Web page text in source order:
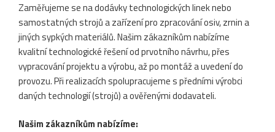
Zaměřujeme se na dodávky technologických linek nebo
samostatných strojů a zařízení pro zpracování osiv, zrnin a
jiných sypkých materiálů. Našim zákazníkům nabízíme
kvalitní technologické řešení od prvotního návrhu, přes
vypracování projektu a výrobu, až po montáž a uvedení do
provozu. Při realizacích spolupracujeme s předními výrobci
daných technologií (strojů) a ověřenými dodavateli.
Našim zákazníkům nabízíme: